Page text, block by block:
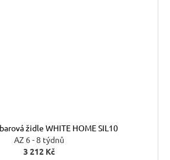
židle WHITE HOME SIL10
AZ 6 - 8 týdnů
3 212 Kč